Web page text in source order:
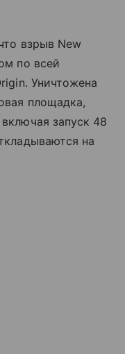
взрыв New
по всей
Уничтожена
площадка,
запуск 48
на